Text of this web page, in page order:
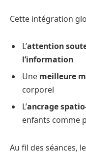
Cette intégration
L’attention
l’information
Une meilleure
corporel
L’ancrage
enfants comme
Au fil des séances,